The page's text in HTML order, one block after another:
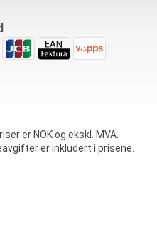
er NOK og ekskl. MVA.
er inkludert i prisene.